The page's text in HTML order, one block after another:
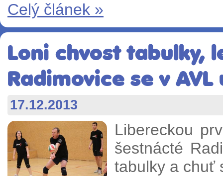
Celý článek »
Loni chvost tabulky,
Radimovice se v
17.12.2013
Libereckou
šestnácté
tabulky a chuť